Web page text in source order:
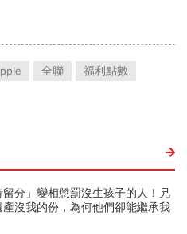
全聯
福利點數
分」變相懲罰沒生孩子的人！兄
沒我的份，為何他們卻能繼承我